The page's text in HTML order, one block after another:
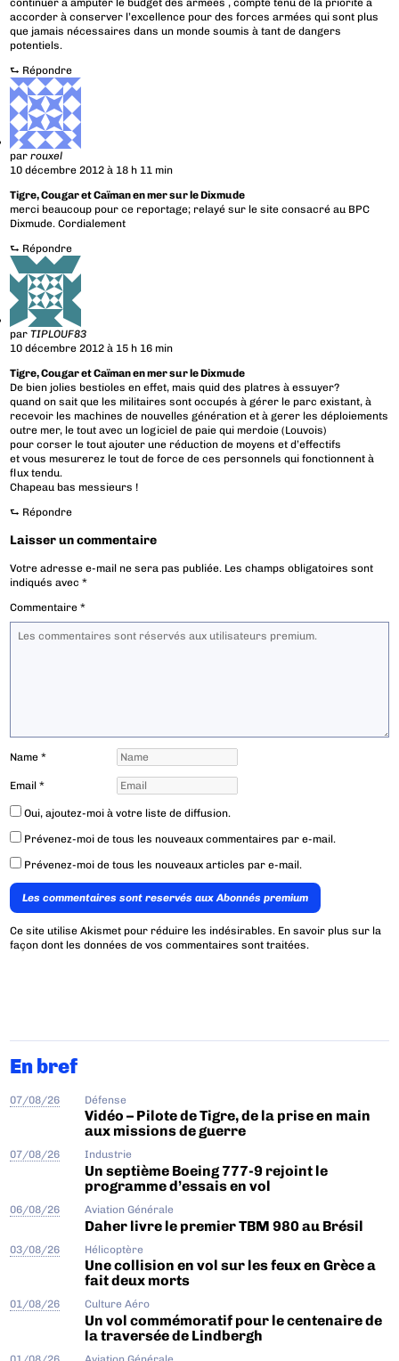
continuer à amputer le budget des armées , compte tenu de la priorité à
accorder à conserver l’excellence pour des forces armées qui sont plus
que jamais nécessaires dans un monde soumis à tant de dangers
potentiels.
⮑ Répondre
parrouxel
10 décembre 2012 à 18 h 11 min
Tigre, Cougar et Caïman en mer sur le Dixmude
merci beaucoup pour ce reportage; relayé sur le site consacré au BPC
Dixmude. Cordialement
⮑ Répondre
parTIPLOUF83
10 décembre 2012 à 15 h 16 min
Tigre, Cougar et Caïman en mer sur le Dixmude
De bien jolies bestioles en effet, mais quid des platres à essuyer?
quand on sait que les militaires sont occupés à gérer le parc existant, à
recevoir les machines de nouvelles génération et à gerer les déploiements
outre mer, le tout avec un logiciel de paie qui merdoie (Louvois)
pour corser le tout ajouter une réduction de moyens et d’effectifs
et vous mesurerez le tout de force de ces personnels qui fonctionnent à
flux tendu.
Chapeau bas messieurs !
⮑ Répondre
Laisser un commentaire
Votre adresse e-mail ne sera pas publiée. Les champs obligatoires sont
indiqués avec*
Commentaire*
Name*
Email*
Oui, ajoutez-moi à votre liste de diffusion.
Prévenez-moi de tous les nouveaux commentaires par e-mail.
Prévenez-moi de tous les nouveaux articles par e-mail.
Les commentaires sont reservés aux Abonnés premium
Ce site utilise Akismet pour réduire les indésirables. En savoir plus sur la
façon dont les données de vos commentaires sont traitées.
En bref
07/08/26 Défense
Vidéo – Pilote de Tigre, de la prise en main
aux missions de guerre
07/08/26 Industrie
Un septième Boeing 777-9 rejoint le
programme d’essais en vol
06/08/26 Aviation Générale
Daher livre le premier TBM 980 au Brésil
03/08/26 Hélicoptère
Une collision en vol sur les feux en Grèce a
fait deux morts
01/08/26 Culture Aéro
Un vol commémoratif pour le centenaire de
la traversée de Lindbergh